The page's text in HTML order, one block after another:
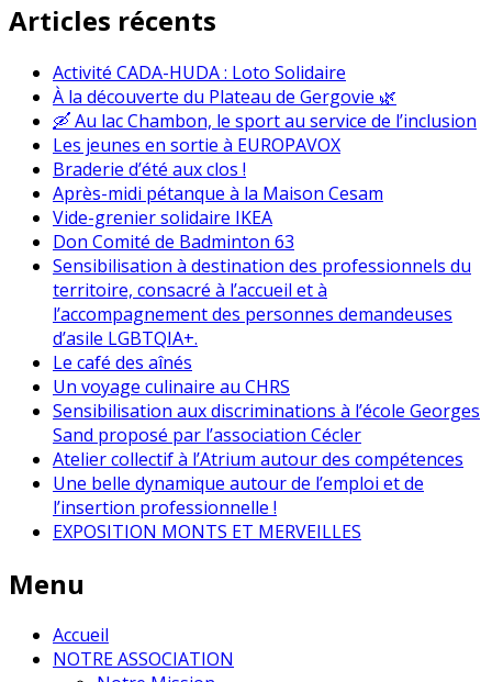
Articles récents
Activité CADA-HUDA : Loto Solidaire
À la découverte du Plateau de Gergovie 🌿
🛶 Au lac Chambon, le sport au service de l’inclusion
Les jeunes en sortie à EUROPAVOX
Braderie d’été aux clos !
Après-midi pétanque à la Maison Cesam
Vide-grenier solidaire IKEA
Don Comité de Badminton 63
Sensibilisation à destination des professionnels du
territoire, consacré à l’accueil et à
l’accompagnement des personnes demandeuses
d’asile LGBTQIA+.
Le café des aînés
Un voyage culinaire au CHRS
Sensibilisation aux discriminations à l’école Georges
Sand proposé par l’association Cécler
Atelier collectif à l’Atrium autour des compétences
Une belle dynamique autour de l’emploi et de
l’insertion professionnelle !
EXPOSITION MONTS ET MERVEILLES
Menu
Accueil
NOTRE ASSOCIATION